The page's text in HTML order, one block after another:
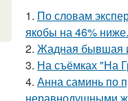
1. По словам
якобы на 46% ниже.
2. Жадная бывшая
3. На съёмках "На
4. Анна саминь по